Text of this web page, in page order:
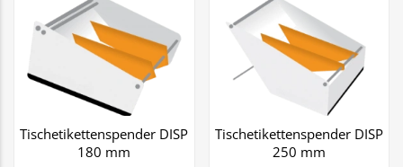
Tischetikettenspender DISP
180 mm
Tischetikettenspender DISP
250 mm